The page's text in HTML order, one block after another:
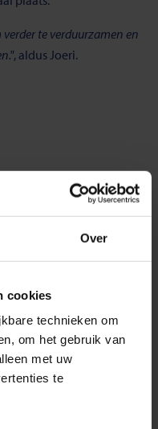
Over
cookies
technieken om
om het gebruik van
met uw
te
te verduurzamen en
, aldus Joeri.
in onze